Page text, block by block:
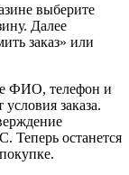
выберите
Далее
заказ» или
ФИО, телефон и
заказа.
Теперь останется